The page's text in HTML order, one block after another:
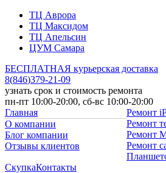
ТЦ Аврора
ТЦ Максидом
ТЦ Апельсин
ЦУМ Самара
БЕСПЛАТНАЯ курьерская доставка
8(846)379-21-09
узнать срок и стоимость ремонта
пн-пт 10:00-20:00, сб-вс 10:00-20:00
Главная
О компании
Блог компании
Отзывы клиентов
Ремонт
Ремонт
Ремонт
Ремонт
СкупкаКонтакты